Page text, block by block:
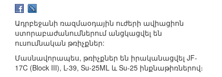
Ադրբեջանի ռազմաօդային ուժերի ավիացիոն
ստորաբաժանումներում անցկացվել են
ուսումնական թռիչքներ:
Մասնավորապես, թռիչքներ են իրականացվել JF-
17C (Block III), L-39, Su-25ML և Su-25 ինքնաթիռներով։